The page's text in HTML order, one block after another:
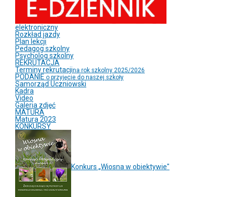
elektroniczny
Rozkład jazdy
Plan lekcji
Pedagog szkolny
Psycholog szkolny
REKRUTACJA
Terminy rekrutacjina rok szkolny 2025/2026
PODANIE o przyjęcie do naszej szkoły
Samorząd Uczniowski
Kadra
Video
Galeria zdjęć
MATURA
Matura 2023
KONKURSY
Konkurs „Wiosna w obiektywie"